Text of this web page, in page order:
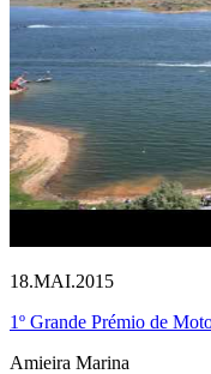
18.MAI.2015
1º Grande Prémio de
Amieira Marina